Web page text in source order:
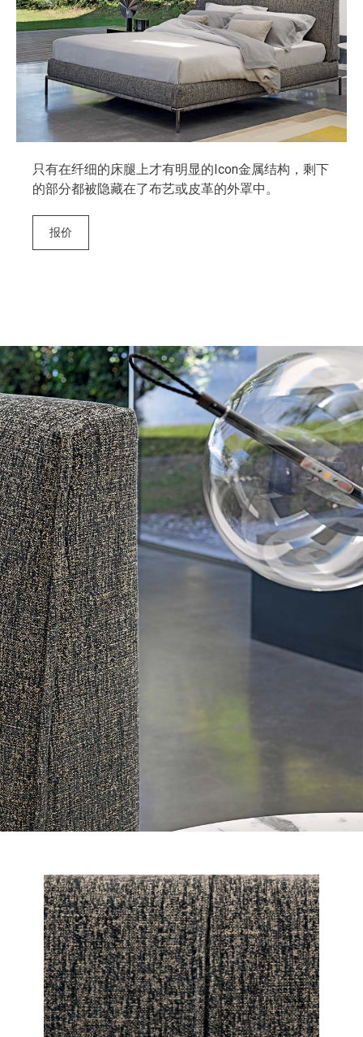
只有在纤细的床腿上才有明显的Icon金属结构，剩下
的部分都被隐藏在了布艺或皮革的外罩中。
报价